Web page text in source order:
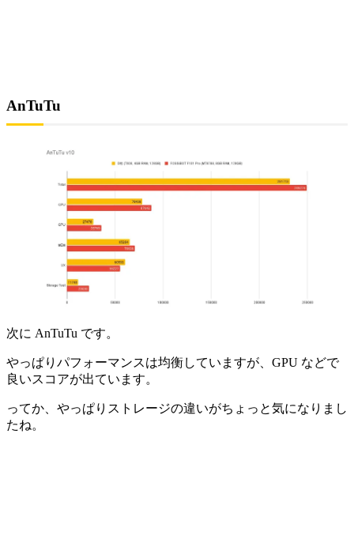
AnTuTu
次に AnTuTu です。
やっぱりパフォーマンスは均衡していますが、GPU などで
良いスコアが出ています。
ってか、やっぱりストレージの違いがちょっと気になりまし
たね。